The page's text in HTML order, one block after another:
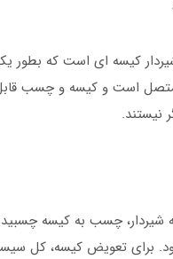
کیسه ای است که بطور
است و کیسه و چسب
نیستند.
شیردار، چسب به کیسه
برای تعویض کیسه، کل